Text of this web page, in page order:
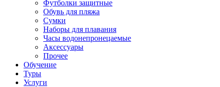
Футболки защитные
Обувь для пляжа
Сумки
Наборы для плавания
Часы водонепронецаемые
Аксессуары
Прочее
Обучение
Туры
Услуги